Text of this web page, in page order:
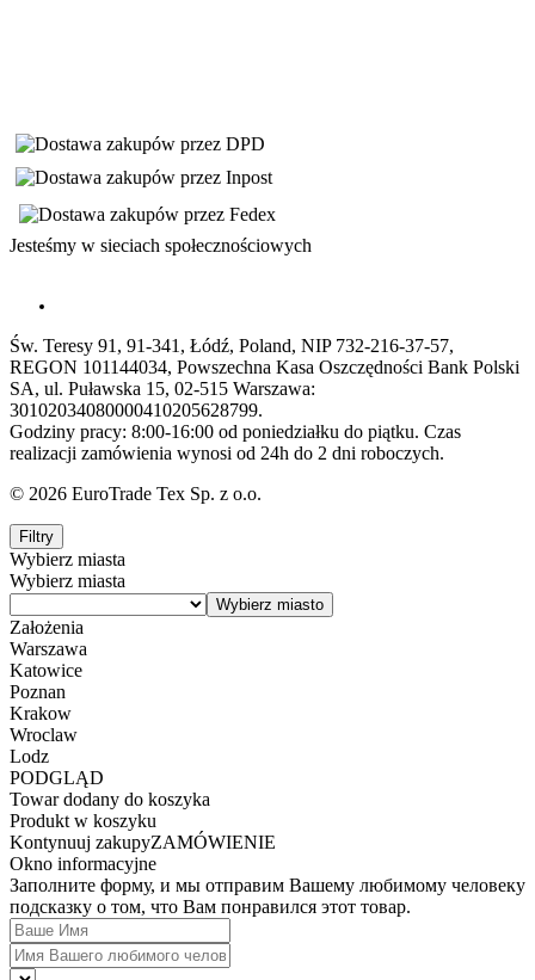
Jesteśmy w sieciach społecznościowych
Św. Teresy 91, 91-341, Łódź, Poland, NIP 732-216-37-57,
REGON 101144034, Powszechna Kasa Oszczędności Bank Polski
SA, ul. Puławska 15, 02-515 Warszawa:
30102034080000410205628799.
Godziny pracy: 8:00-16:00 od poniedziałku do piątku. Czas
realizacji zamówienia wynosi od 24h do 2 dni roboczych.
© 2026 EuroTrade Tex Sp. z o.o.
Filtry
Wybierz miasta
Wybierz miasta
Założenia
Warszawa
Katowice
Poznan
Krakow
Wroclaw
Lodz
PODGLĄD
Towar dodany do koszyka
Produkt w koszyku
Kontynuuj zakupyZAMÓWIENIE
Okno informacyjne
Заполните форму, и мы отправим Вашему любимому человеку
подсказку о том, что Вам понравился этот товар.